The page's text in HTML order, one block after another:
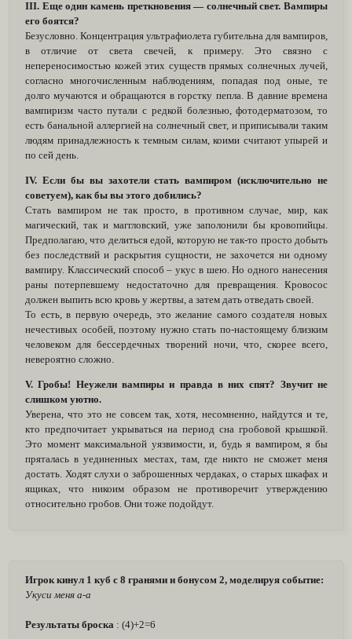
III. Еще один камень преткновения — солнечный свет. Вампиры
его боятся?
Безусловно. Концентрация ультрафиолета губительна для вампиров,
в отличие от света свечей, к примеру. Это связно с
непереносимостью кожей этих существ прямых солнечных лучей,
согласно многочисленным наблюдениям, попадая под оные, те
долго мучаются и обращаются в горстку пепла. В давние времена
вампиризм часто путали с редкой болезнью, фотодерматозом, то
есть банальной аллергией на солнечный свет, и приписывали таким
людям принадлежность к темным силам, коими считают упырей и
по сей день.
IV. Если бы вы захотели стать вампиром (исключительно не
советуем), как бы вы этого добились?
Стать вампиром не так просто, в противном случае, мир, как
магический, так и маггловский, уже заполонили бы кровопийцы.
Предполагаю, что делиться едой, которую не так-то просто добыть
без последствий и раскрытия сущности, не захочется ни одному
вампиру. Классический способ – укус в шею. Но одного нанесения
раны потерпевшему недостаточно для превращения. Кровосос
должен выпить всю кровь у жертвы, а затем дать отведать своей.
То есть, в первую очередь, это желание самого создателя новых
нечестивых особей, поэтому нужно стать по-настоящему близким
человеком для бессердечных творений ночи, что, скорее всего,
невероятно сложно.
V. Гробы! Неужели вампиры и правда в них спят? Звучит не
слишком уютно.
Уверена, что это не совсем так, хотя, несомненно, найдутся и те,
кто предпочитает укрываться на период сна гробовой крышкой.
Это момент максимальной уязвимости, и, будь я вампиром, я бы
пряталась в уединенных местах, там, где никто не сможет меня
достать. Ходят слухи о заброшенных чердаках, о старых шкафах и
ящиках, что никоим образом не противоречит утверждению
относительно гробов. Они тоже подойдут.
Игрок кинул 1 куб с 8 гранями и бонусом 2, моделируя событие:
Укуси меня а-а
Результаты броска : (4)+2=6